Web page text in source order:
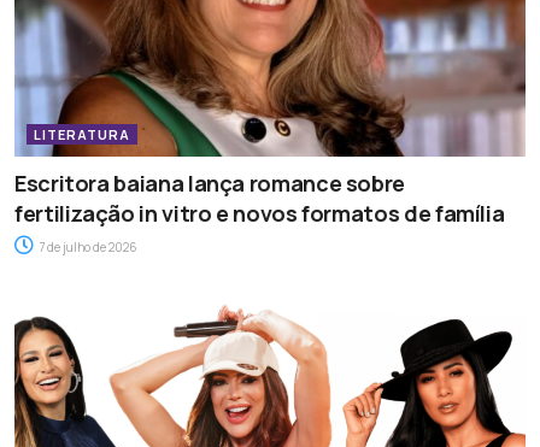
LITERATURA
Escritora baiana lança romance sobre
fertilização in vitro e novos formatos de família
7 de julho de 2026